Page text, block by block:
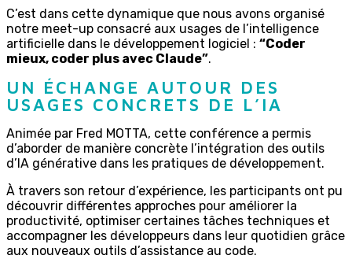
C’est dans cette dynamique que nous avons organisé
notre meet-up consacré aux usages de l’intelligence
artificielle dans le développement logiciel : “Coder
mieux, coder plus avec Claude”.
UN ÉCHANGE AUTOUR DES
USAGES CONCRETS DE L’IA
Animée par Fred MOTTA, cette conférence a permis
d’aborder de manière concrète l’intégration des outils
d’IA générative dans les pratiques de développement.
À travers son retour d’expérience, les participants ont pu
découvrir différentes approches pour améliorer la
productivité, optimiser certaines tâches techniques et
accompagner les développeurs dans leur quotidien grâce
aux nouveaux outils d’assistance au code.